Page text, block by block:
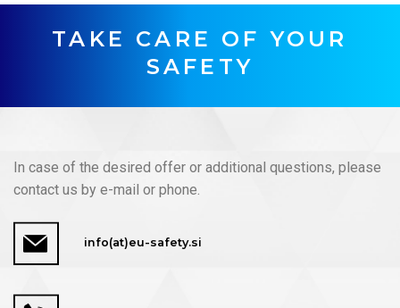
TAKE CARE OF YOUR
SAFETY
In case of the desired offer or additional questions, please
contact us by e-mail or phone.
info(at)eu-safety.si